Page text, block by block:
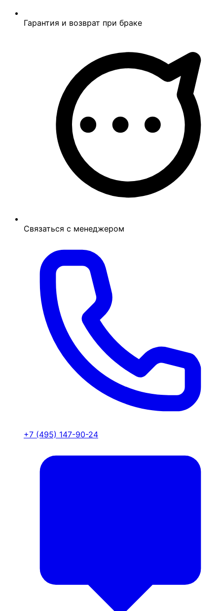
Гарантия и возврат при браке
Связаться с менеджером
+7 (495) 147-90-24